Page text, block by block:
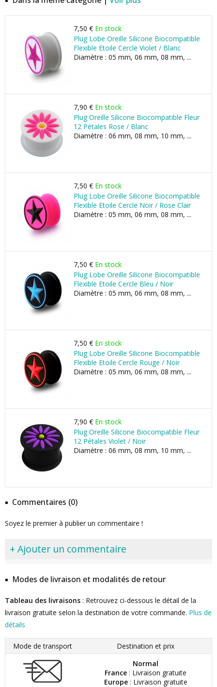
7,50 € En stock
Plug Lobe Oreille Silicone Biocompatible
Flexible Etoile Cercle Violet / Blanc
Diamètre : 05 mm, 06 mm, 08 mm, ...
7,90 € En stock
Plug Oreille Silicone Biocompatible Fleur
12 Pétales Rose / Blanc
Diamètre : 06 mm, 08 mm, 10 mm, ...
7,50 € En stock
Plug Lobe Oreille Silicone Biocompatible
Flexible Etoile Cercle Noir / Rose Clair
Diamètre : 05 mm, 06 mm, 08 mm, ...
7,50 € En stock
Plug Lobe Oreille Silicone Biocompatible
Flexible Etoile Cercle Bleu / Noir
Diamètre : 05 mm, 06 mm, 08 mm, ...
7,50 € En stock
Plug Lobe Oreille Silicone Biocompatible
Flexible Etoile Cercle Rouge / Noir
Diamètre : 05 mm, 06 mm, 08 mm, ...
7,90 € En stock
Plug Oreille Silicone Biocompatible Fleur
12 Pétales Violet / Noir
Diamètre : 06 mm, 08 mm, 10 mm, ...
Commentaires (0)
Soyez le premier à publier un commentaire !
+ Ajouter un commentaire
Modes de livraison et modalités de retour
Tableau des livraisons : Retrouvez ci-dessous le détail de la
livraison gratuite selon la destination de votre commande. Plus de
détails
Mode de transport
Destination et prix
Normal
France : Livraison gratuite
Europe: Livraison gratuite